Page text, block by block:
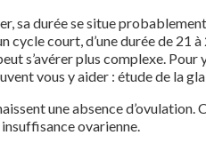
sa durée se situe
cycle court, d’une durée de
s’avérer plus complexe.
vous y aider : étude de la
une absence
ovarienne.